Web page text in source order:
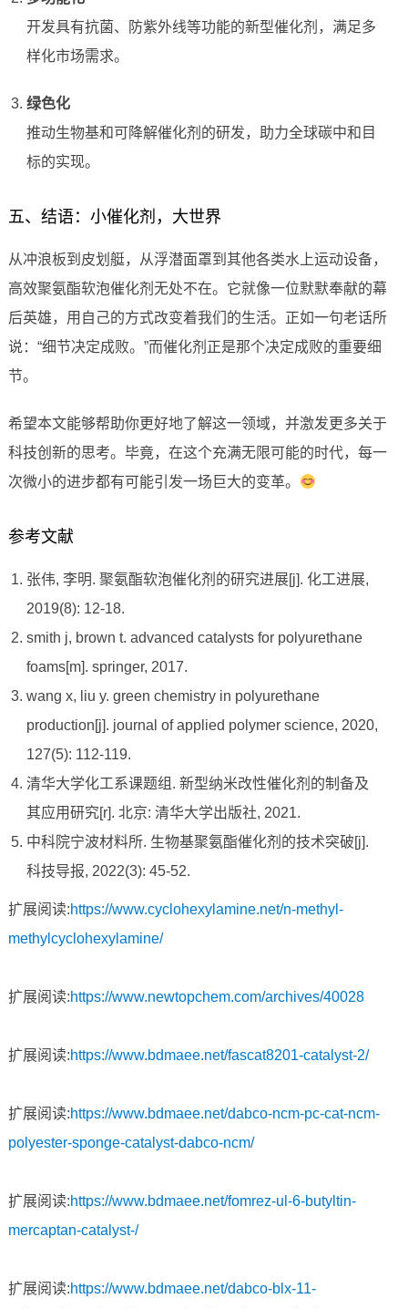
开发具有抗菌、防紫外线等功能的新型催化剂，满足多
样化市场需求。
绿色化
推动生物基和可降解催化剂的研发，助力全球碳中和目
标的实现。
五、结语：小催化剂，大世界
从冲浪板到皮划艇，从浮潜面罩到其他各类水上运动设备，
高效聚氨酯软泡催化剂无处不在。它就像一位默默奉献的幕
后英雄，用自己的方式改变着我们的生活。正如一句老话所
说：“细节决定成败。”而催化剂正是那个决定成败的重要细
节。
希望本文能够帮助你更好地了解这一领域，并激发更多关于
科技创新的思考。毕竟，在这个充满无限可能的时代，每一
次微小的进步都有可能引发一场巨大的变革。
参考文献
张伟, 李明. 聚氨酯软泡催化剂的研究进展[j]. 化工进展,
2019(8): 12-18.
smith j, brown t. advanced catalysts for polyurethane
foams[m]. springer, 2017.
wang x, liu y. green chemistry in polyurethane
production[j]. journal of applied polymer science, 2020,
127(5): 112-119.
清华大学化工系课题组. 新型纳米改性催化剂的制备及
其应用研究[r]. 北京: 清华大学出版社, 2021.
中科院宁波材料所. 生物基聚氨酯催化剂的技术突破[j].
科技导报, 2022(3): 45-52.
扩展阅读:https://www.cyclohexylamine.net/n-methyl-
methylcyclohexylamine/
扩展阅读:https://www.newtopchem.com/archives/40028
扩展阅读:https://www.bdmaee.net/fascat8201-catalyst-2/
扩展阅读:https://www.bdmaee.net/dabco-ncm-pc-cat-ncm-
polyester-sponge-catalyst-dabco-ncm/
扩展阅读:https://www.bdmaee.net/fomrez-ul-6-butyltin-
mercaptan-catalyst-/
扩展阅读:https://www.bdmaee.net/dabco-blx-11-